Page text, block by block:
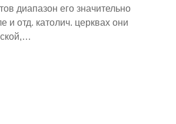
диапазон его значительно
отд. католич. церквах они